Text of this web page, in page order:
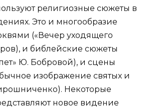
религиозные сюжеты в
Это и многообразие
(«Вечер уходящего
и библейские сюжеты
Ю. Бобровой), и сцены
изображение святых и
Некоторые
новое видение